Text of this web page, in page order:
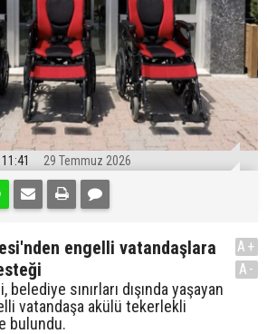
11:41 29 Temmuz 2026
engelli vatandaşlara
sınırları dışında yaşayan
vatandaşa akülü tekerlekli
bulundu.
A+
A-